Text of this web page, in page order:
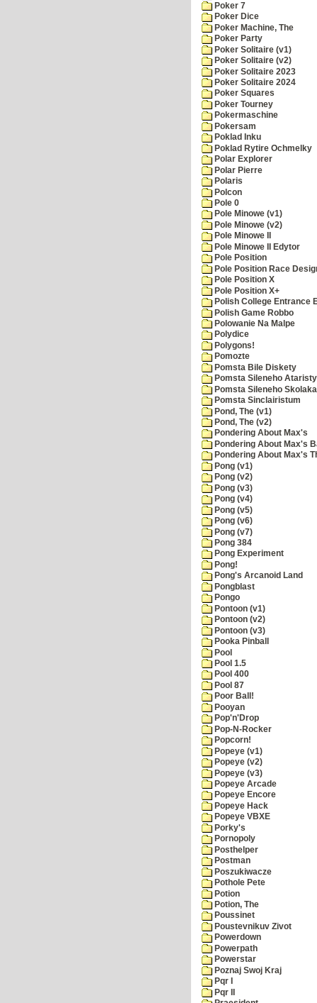
Poker 7
Poker Dice
Poker Machine, The
Poker Party
Poker Solitaire (v1)
Poker Solitaire (v2)
Poker Solitaire 2023
Poker Solitaire 2024
Poker Squares
Poker Tourney
Pokermaschine
Pokersam
Poklad Inku
Poklad Rytire Ochmelky
Polar Explorer
Polar Pierre
Polaris
Polcon
Pole 0
Pole Minowe (v1)
Pole Minowe (v2)
Pole Minowe II
Pole Minowe II Edytor
Pole Position
Pole Position Race
Pole Position X
Pole Position X+
Polish College Entrance
Polish Game Robbo
Polowanie Na Malpe
Polydice
Polygons!
Pomozte
Pomsta Bile Diskety
Pomsta Sileneho Ataristy
Pomsta Sileneho Skolaka
Pomsta Sinclairistum
Pond, The (v1)
Pond, The (v2)
Pondering About Max's
Pondering About Max's
Pondering About Max's
Pong (v1)
Pong (v2)
Pong (v3)
Pong (v4)
Pong (v5)
Pong (v6)
Pong (v7)
Pong 384
Pong Experiment
Pong!
Pong's Arcanoid Land
Pongblast
Pongo
Pontoon (v1)
Pontoon (v2)
Pontoon (v3)
Pooka Pinball
Pool
Pool 1.5
Pool 400
Pool 87
Poor Ball!
Pooyan
Pop'n'Drop
Pop-N-Rocker
Popcorn!
Popeye (v1)
Popeye (v2)
Popeye (v3)
Popeye Arcade
Popeye Encore
Popeye Hack
Popeye VBXE
Porky's
Pornopoly
Posthelper
Postman
Poszukiwacze
Pothole Pete
Potion
Potion, The
Poussinet
Poustevnikuv Zivot
Powerdown
Powerpath
Powerstar
Poznaj Swoj Kraj
Pqr I
Pqr II